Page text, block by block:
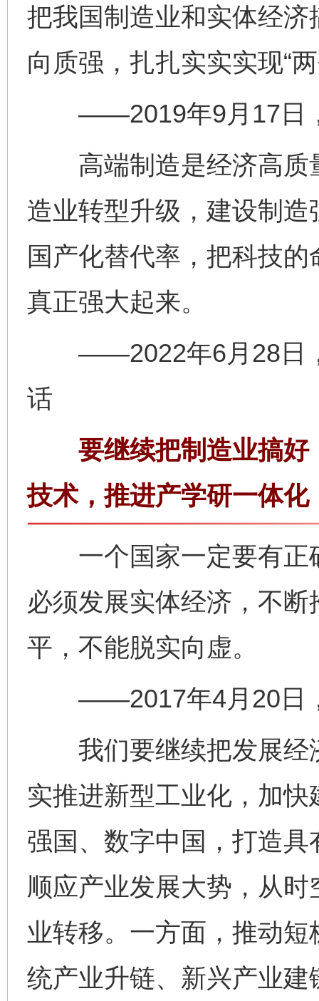
把我国制造业和实体经
向质强，扎扎实实实现“
——2019年9月17日，
高端制造是经济高质
造业转型升级，建设制
国产化替代率，把科技
真正强大起来。
——2022年6月28日，
话
要继续把制造业搞好
技术，推进产学研一体化
一个国家一定要有正
必须发展实体经济，不
平，不能脱实向虚。
——2017年4月20日，
我们要继续把发展经
实推进新型工业化，加
强国、数字中国，打造
顺应产业发展大势，从
业转移。一方面，推动
统产业升链、新兴产业